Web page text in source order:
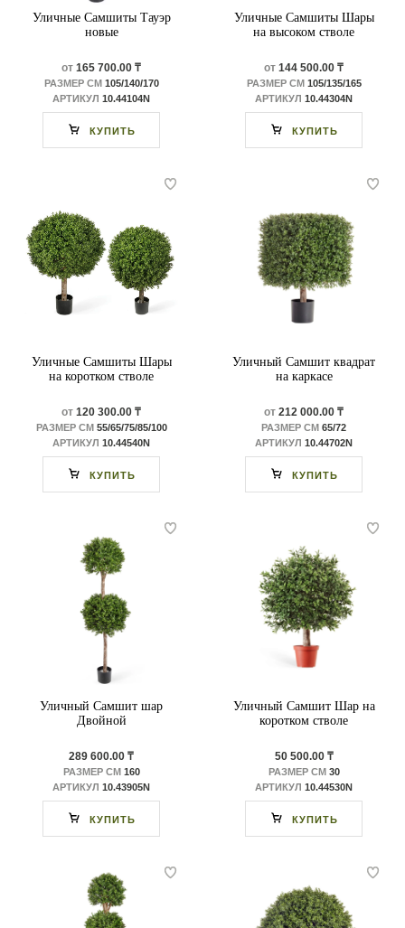
Уличные Самшиты Тауэр
новые
от 165 700.00 ₸
РАЗМЕР СМ 105/140/170
АРТИКУЛ 10.44104N
КУПИТЬ
Уличные Самшиты Шары
на высоком стволе
от 144 500.00 ₸
РАЗМЕР СМ 105/135/165
АРТИКУЛ 10.44304N
КУПИТЬ
Уличные Самшиты Шары
на коротком стволе
от 120 300.00 ₸
РАЗМЕР СМ 55/65/75/85/100
АРТИКУЛ 10.44540N
КУПИТЬ
Уличный Самшит квадрат
на каркасе
от 212 000.00 ₸
РАЗМЕР СМ 65/72
АРТИКУЛ 10.44702N
КУПИТЬ
Уличный Самшит шар
Двойной
289 600.00 ₸
РАЗМЕР СМ 160
АРТИКУЛ 10.43905N
КУПИТЬ
Уличный Самшит Шар на
коротком стволе
50 500.00 ₸
РАЗМЕР СМ 30
АРТИКУЛ 10.44530N
КУПИТЬ